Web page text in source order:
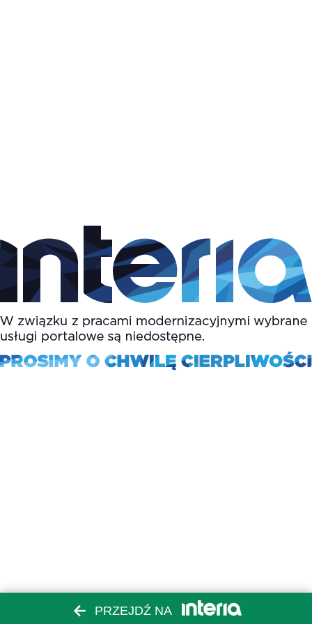
PRZEJDŹ NA